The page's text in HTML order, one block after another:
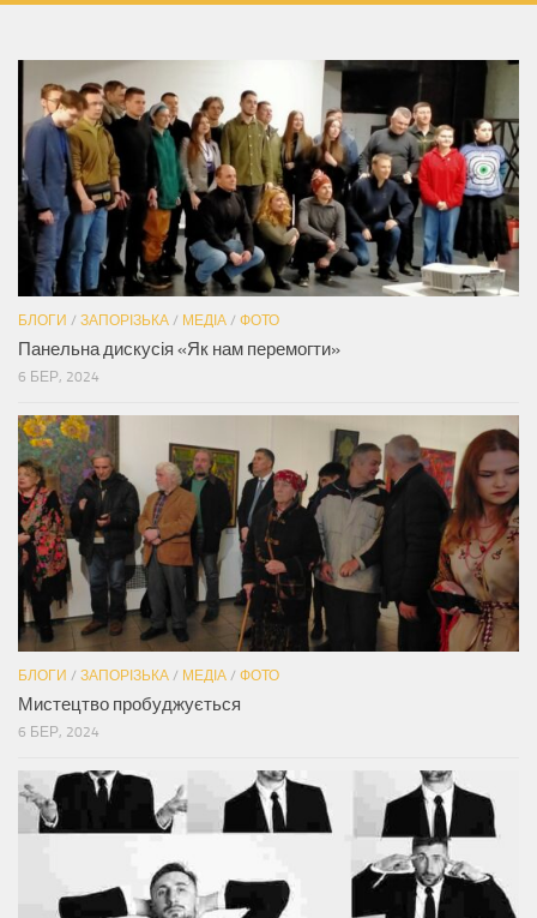
БЛОГИ / ЗАПОРІЗЬКА / МЕДІА / ФОТО
Панельна дискусія «Як нам перемогти»
6 БЕР, 2024
БЛОГИ / ЗАПОРІЗЬКА / МЕДІА / ФОТО
Мистецтво пробуджується
6 БЕР, 2024